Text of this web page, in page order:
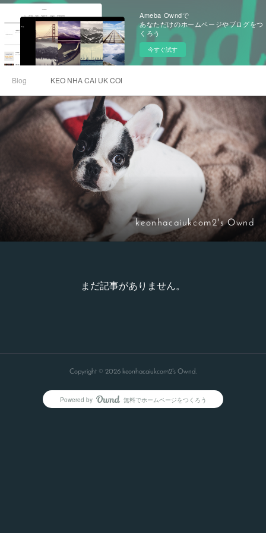
Ameba Owndで
あなただけのホームページやブログをつ
くろう
今すぐ試す
Blog KEO NHA CAI UK COM
keonhacaiukcom2's Ownd
まだ記事がありません。
Copyright © 2026 keonhacaiukcom2's Ownd.
Powered by AmebaOwnd
無料でホームページをつくろう